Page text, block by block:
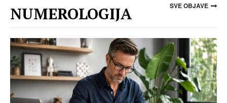
NUMEROLOGIJA SVE OBJAVE